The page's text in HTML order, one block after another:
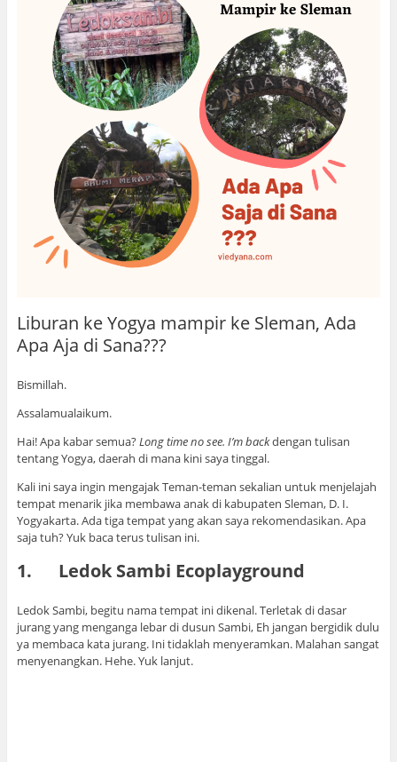
Liburan ke Yogya mampir ke Sleman, Ada
Apa Aja di Sana???
Bismillah.
Assalamualaikum.
Hai! Apa kabar semua?Long time no see. I’m backdengan tulisan
tentang Yogya, daerah di mana kini saya tinggal.
Kali ini saya ingin mengajak Teman-teman sekalian untuk menjelajah
tempat menarik jika membawa anak di kabupaten Sleman, D. I.
Yogyakarta. Ada tiga tempat yang akan saya rekomendasikan. Apa
saja tuh? Yuk baca terus tulisan ini.
1. Ledok Sambi Ecoplayground
Ledok Sambi, begitu nama tempat ini dikenal. Terletak di dasar
jurang yang menganga lebar di dusun Sambi, Eh jangan bergidik dulu
ya membaca kata jurang. Ini tidaklah menyeramkan. Malahan sangat
menyenangkan. Hehe. Yuk lanjut.